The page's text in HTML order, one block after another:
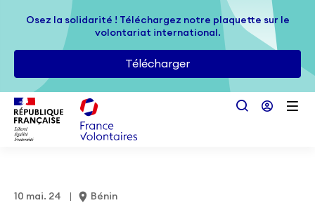
Passer au contenu principal
Osez la solidarité ! Téléchargez notre plaquette sur le
volontariat international.
Télécharger
Osez la solidarité ! Téléchargez notre plaquette sur le
volontariat international.
Télécharger
10 mai. 24 Bénin